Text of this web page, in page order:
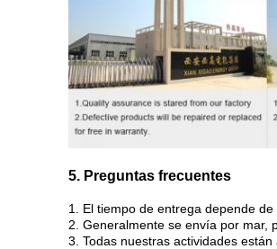
5. Preguntas frecuentes
1. El tiempo de entrega depende
2. Generalmente se envía por mar,
3. Todas nuestras actividades